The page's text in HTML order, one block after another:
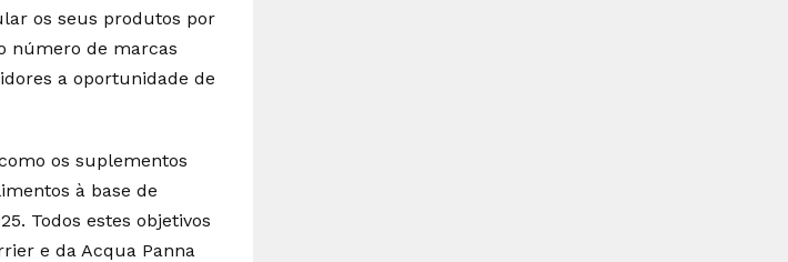
os seus produtos por
número de marcas
a oportunidade de
os suplementos
à base de
Todos estes objetivos
e da Acqua Panna